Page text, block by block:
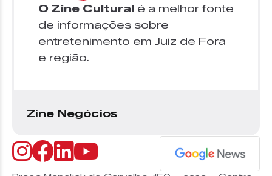
O Zine Cultural é a melhor fonte
de informações sobre
entretenimento em Juiz de Fora
e região.
Zine Negócios